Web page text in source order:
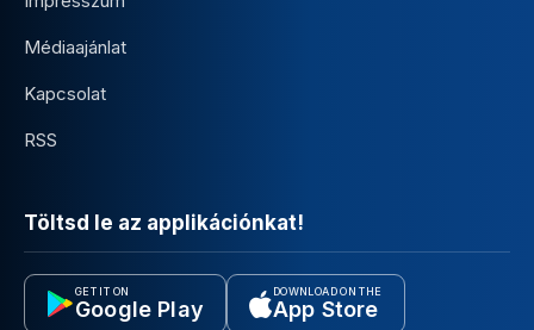
Médiaajánlat
Kapcsolat
RSS
Töltsd le az applikációnkat!
GET IT ON
Google Play
DOWNLOAD ON THE
App Store